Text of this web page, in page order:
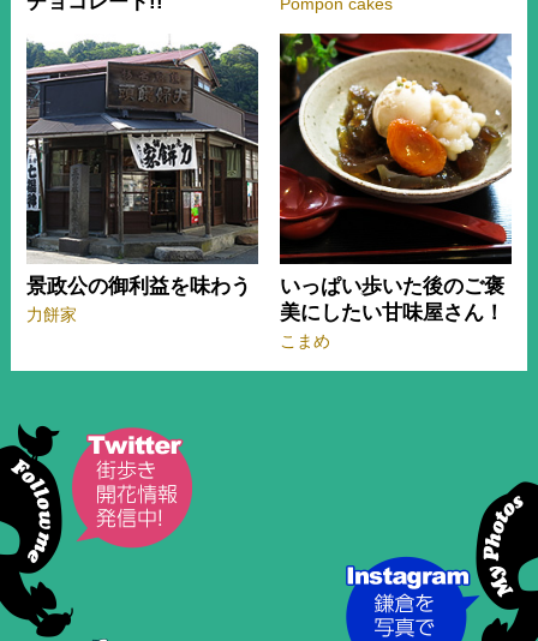
景政公の御利益を味わう
力餅家
いっぱい歩いた後のご褒
美にしたい甘味屋さん！
こまめ